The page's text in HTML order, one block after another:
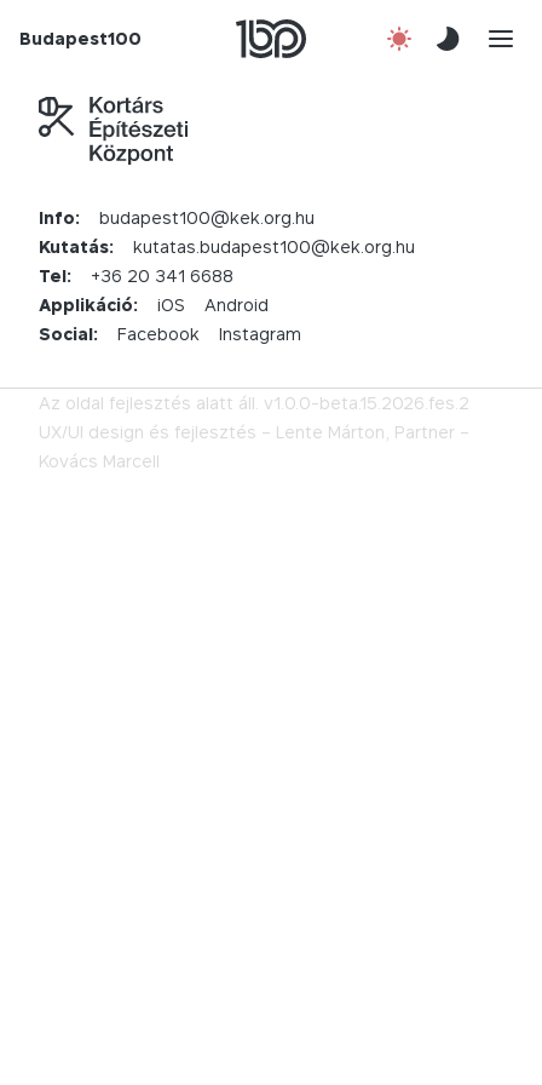
Budapest100
Info:
budapest100@kek.org.hu
Kutatás:
kutatas.budapest100@kek.org.hu
Tel:
+36 20 341 6688
Applikáció:
iOS
Android
Social:
Facebook Instagram
Az oldal fejlesztés alatt áll. v1.0.0-beta.15.2026.fes.2
UX/UI design és fejlesztés – Lente Márton, Partner –
Kovács Marcell